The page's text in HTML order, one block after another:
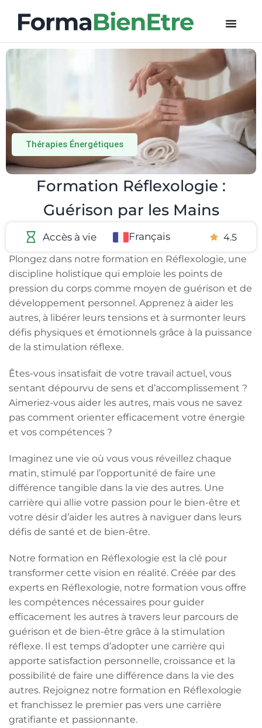
Thérapies Énergétiques
Formation Réflexologie :
Guérison par les Mains
Accès à vie​ Français
4.5
Plongez dans notre formation en Réflexologie, une
discipline holistique qui emploie les points de
pression du corps comme moyen de guérison et de
développement personnel. Apprenez à aider les
autres, à libérer leurs tensions et à surmonter leurs
défis physiques et émotionnels grâce à la puissance
de la stimulation réflexe.
Êtes-vous insatisfait de votre travail actuel, vous
sentant dépourvu de sens et d’accomplissement ?
Aimeriez-vous aider les autres, mais vous ne savez
pas comment orienter efficacement votre énergie
et vos compétences ?
Imaginez une vie où vous vous réveillez chaque
matin, stimulé par l’opportunité de faire une
différence tangible dans la vie des autres. Une
carrière qui allie votre passion pour le bien-être et
votre désir d’aider les autres à naviguer dans leurs
défis de santé et de bien-être.
Notre formation en Réflexologie est la clé pour
transformer cette vision en réalité. Créée par des
experts en Réflexologie, notre formation vous offre
les compétences nécessaires pour guider
efficacement les autres à travers leur parcours de
guérison et de bien-être grâce à la stimulation
réflexe. Il est temps d’adopter une carrière qui
apporte satisfaction personnelle, croissance et la
possibilité de faire une différence dans la vie des
autres. Rejoignez notre formation en Réflexologie
et franchissez le premier pas vers une carrière
gratifiante et passionnante.